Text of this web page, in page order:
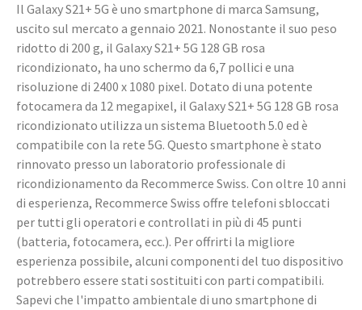
Il Galaxy S21+ 5G è uno smartphone di marca Samsung,
uscito sul mercato a gennaio 2021. Nonostante il suo peso
ridotto di 200 g, il Galaxy S21+ 5G 128 GB rosa
ricondizionato, ha uno schermo da 6,7 pollici e una
risoluzione di 2400 x 1080 pixel. Dotato di una potente
fotocamera da 12 megapixel, il Galaxy S21+ 5G 128 GB rosa
ricondizionato utilizza un sistema Bluetooth 5.0 ed è
compatibile con la rete 5G. Questo smartphone è stato
rinnovato presso un laboratorio professionale di
ricondizionamento da Recommerce Swiss. Con oltre 10 anni
di esperienza, Recommerce Swiss offre telefoni sbloccati
per tutti gli operatori e controllati in più di 45 punti
(batteria, fotocamera, ecc.). Per offrirti la migliore
esperienza possibile, alcuni componenti del tuo dispositivo
potrebbero essere stati sostituiti con parti compatibili.
Sapevi che l'impatto ambientale di uno smartphone di